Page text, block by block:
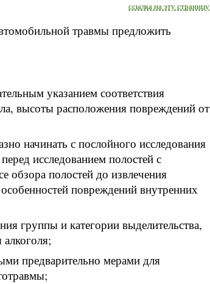
ссылка на эту страницу
травмы предложить
указанием соответствия
высоты расположения повреждений от
начинать с послойного исследования
исследованием полостей с
обзора полостей до извлечения
повреждений внутренних
группы и категории выделительства,
предварительно мерами для